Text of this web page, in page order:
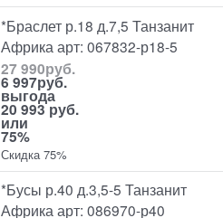
*Браслет р.18 д.7,5 Танзанит
Африка арт: 067832-р18-5
27 990руб.
6 997руб.
выгода
20 993 руб.
или
75%
Скидка 75%
*Бусы р.40 д.3,5-5 Танзанит
Африка арт: 086970-р40